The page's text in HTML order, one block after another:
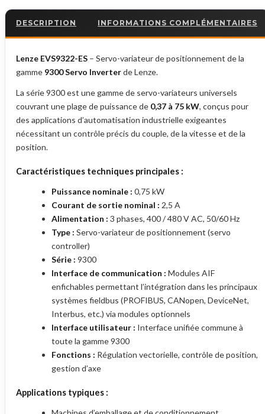
DESCRIPTION INFORMATIONS COMPLÉMENTAIRES
Lenze EVS9322-ES – Servo-variateur de positionnement de la
gamme 9300 Servo Inverterde Lenze.
La série 9300 est une gamme de servo-variateurs universels
couvrant une plage de puissance de 0,37 à 75 kW, conçus pour
des applications d’automatisation industrielle exigeantes
nécessitant un contrôle précis du couple, de la vitesse et de la
position.
Caractéristiques techniques principales :
Puissance nominale : 0,75 kW
Courant de sortie nominal : 2,5 A
Alimentation : 3 phases, 400 / 480 V AC, 50/60 Hz
Type : Servo-variateur de positionnement (servo
controller)
Série : 9300
Interface de communication : Modules AIF
enfichables permettant l’intégration dans les principaux
systèmes fieldbus (PROFIBUS, CANopen, DeviceNet,
Interbus, etc.) via modules optionnels
Interface utilisateur : Interface unifiée commune à
toute la gamme 9300
Fonctions : Régulation vectorielle, contrôle de position,
gestion d’axe
Applications typiques :